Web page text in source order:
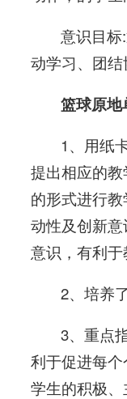
意识目
动学习、团结
篮球原
1、用纸
提出相应的
的形式进行
动性及创新
意识，有利于
2、培养
3、重点
利于促进每
学生的积极、